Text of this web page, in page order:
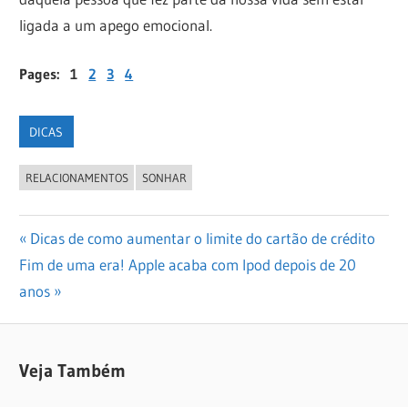
ligada a um apego emocional.
Pages:1 2 3 4
DICAS
RELACIONAMENTOS SONHAR
Navegação
de
Previous
Post:
Dicas de como aumentar o limite do cartão de crédito
Next
Post:
Fim de uma era! Apple acaba com Ipod depois de 20
anos
Veja Também